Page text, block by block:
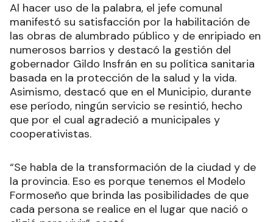
Al hacer uso de la palabra, el jefe comunal
manifestó su satisfacción por la habilitación de
las obras de alumbrado público y de enripiado en
numerosos barrios y destacó la gestión del
gobernador Gildo Insfrán en su política sanitaria
basada en la protección de la salud y la vida.
Asimismo, destacó que en el Municipio, durante
ese período, ningún servicio se resintió, hecho
que por el cual agradeció a municipales y
cooperativistas.
“Se habla de la transformación de la ciudad y de
la provincia. Eso es porque tenemos el Modelo
Formoseño que brinda las posibilidades de que
cada persona se realice en el lugar que nació o